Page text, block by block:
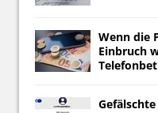
Wenn die
Einbruch